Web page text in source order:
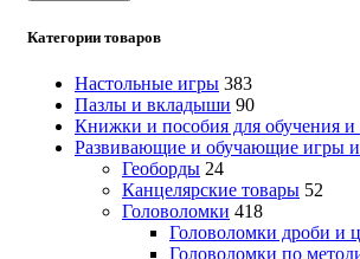
Категории товаров
Настольные игры 383
Пазлы и вкладыши 90
Книжки и пособия для обучения и
Развивающие и обучающие игры
Геоборды 24
Канцелярские товары 52
Головоломки 418
Головоломки дроби и
Головоломки по